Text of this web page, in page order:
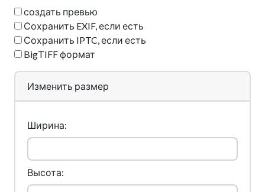
создать превью
Сохранить EXIF, если есть
Сохранить IPTC, если есть
BigTIFF формат
Изменить размер
Ширина:
Высота: